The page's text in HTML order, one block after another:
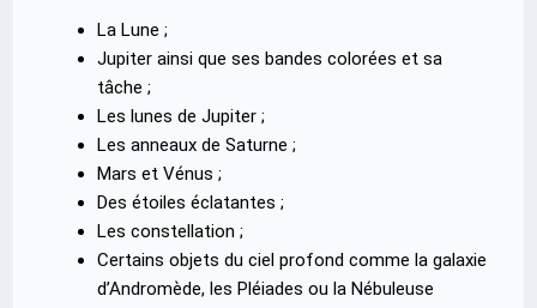
La Lune ;
Jupiter ainsi que ses bandes colorées et sa
tâche ;
Les lunes de Jupiter ;
Les anneaux de Saturne ;
Mars et Vénus ;
Des étoiles éclatantes ;
Les constellation ;
Certains objets du ciel profond comme la galaxie
d’Andromède, les Pléiades ou la Nébuleuse